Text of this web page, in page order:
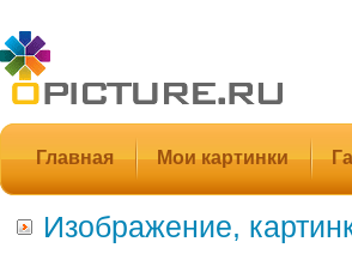
Главная Мои картинки
Изображение,